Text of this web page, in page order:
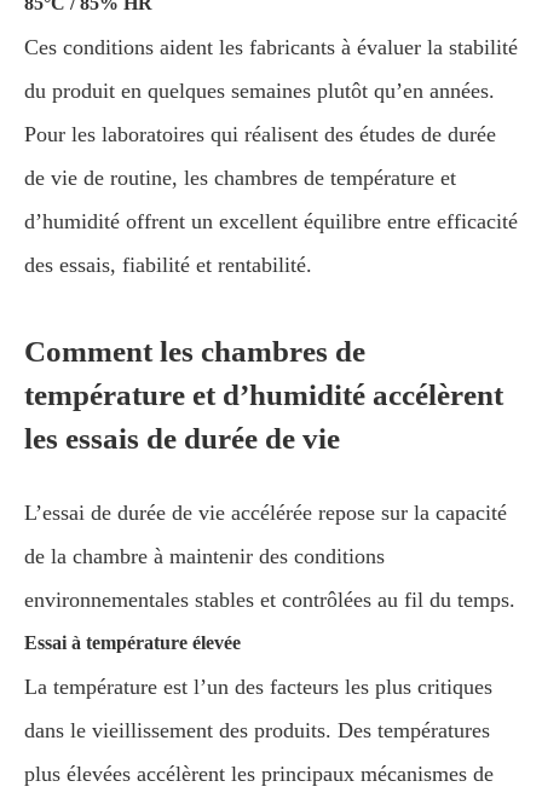
Ces conditions aident les fabricants à évaluer la stabilité
du produit en quelques semaines plutôt qu’en années.
Pour les laboratoires qui réalisent des études de durée
de vie de routine, les chambres de température et
d’humidité offrent un excellent équilibre entre efficacité
des essais, fiabilité et rentabilité.
Comment les chambres de
température et d’humidité accélèrent
les essais de durée de vie
L’essai de durée de vie accélérée repose sur la capacité
de la chambre à maintenir des conditions
environnementales stables et contrôlées au fil du temps.
Essai à température élevée
La température est l’un des facteurs les plus critiques
dans le vieillissement des produits. Des températures
plus élevées accélèrent les principaux mécanismes de